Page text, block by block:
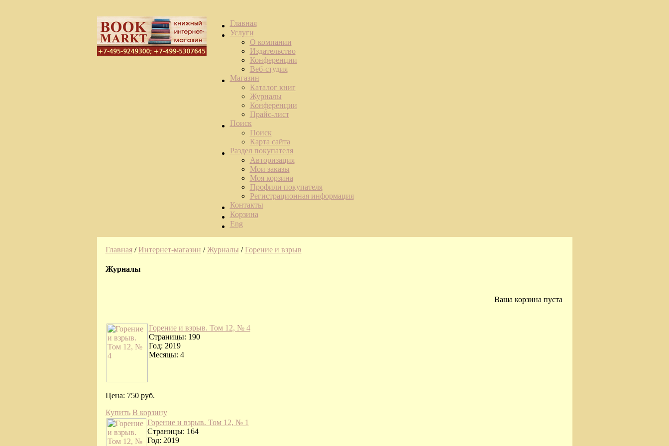
Главная
Услуги
О компании
Издательство
Конференции
Веб-студия
Магазин
Каталог книг
Журналы
Конференции
Прайс-лист
Поиск
Поиск
Карта сайта
Раздел покупателя
Авторизация
Мои заказы
Моя корзина
Профили покупателя
Регистрационная информация
Контакты
Корзина
Eng
Главная/Интернет-магазин /Журналы /Горение и взрыв
Журналы
Ваша корзина пуста
Горение и взрыв. Том 12, № 4
Страницы: 190
Год: 2019
Месяцы: 4
Цена: 750 руб.
Купить В корзину
Горение и взрыв. Том 12, № 1
Страницы: 164
Год: 2019